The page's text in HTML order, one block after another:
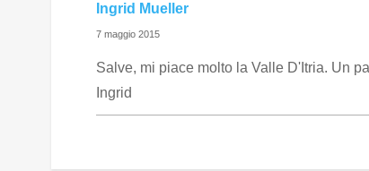
Ingrid Mueller
7 maggio 2015
Salve, mi piace molto la Valle D'Itria. Un
Ingrid